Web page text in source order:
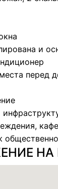
и
перед
НА